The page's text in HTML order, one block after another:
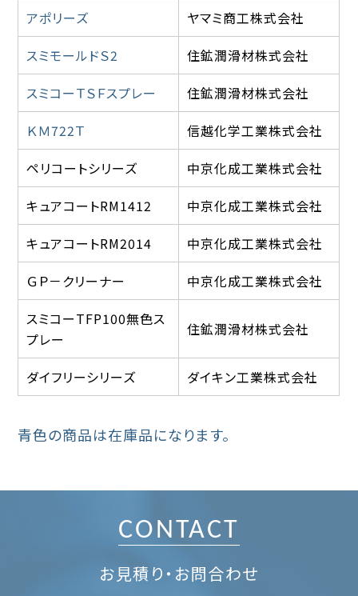
アポリーズ
ヤマミ商工株式会社
スミモールドＳ2
住鉱潤滑材株式会社
スミコーＴＳＦスプレー
住鉱潤滑材株式会社
ＫＭ722Ｔ
信越化学工業株式会社
ペリコートシリーズ
中京化成工業株式会社
キュアコートRM1412
中京化成工業株式会社
キュアコートRM2014
中京化成工業株式会社
ＧＰ－クリーナー
中京化成工業株式会社
スミコーTFP100無色ス
プレー
住鉱潤滑材株式会社
ダイフリーシリーズ ダイキン工業株式会社
青色の商品は在庫品になります。
CONTACT
お見積り・お問合わせ